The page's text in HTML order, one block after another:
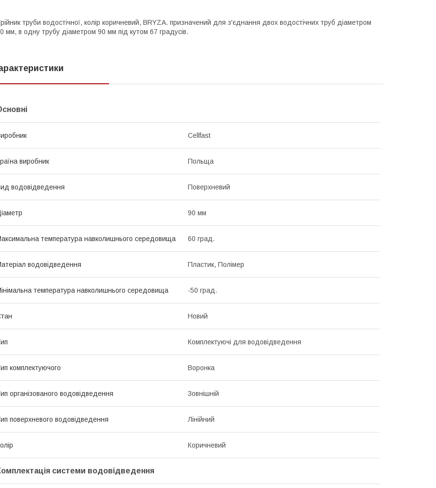
труби водостічної, колір коричневий, BRYZA. призначений для з'єднання двох водостічних труб діаметром
мм, в одну трубу діаметром 90 мм під кутом 67 градусів.
Cellfast
виробник Польща
водовідведення Поверхневий
90 мм
температура навколишнього середовища 60 град.
водовідведення Пластик, Полімер
температура навколишнього середовища -50 град.
Новий
Комплектуючі для водовідведення
комплектуючого Воронка
організованого водовідведення Зовнішній
поверхневого водовідведення Лінійний
Коричневий
системи водовідведення